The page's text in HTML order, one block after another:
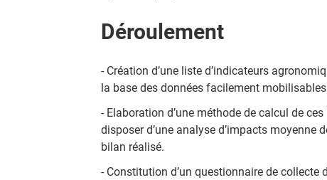
Déroulement
- Création d’une liste d’indicateurs
la base des données facilement
- Elaboration d’une méthode de calcul de
disposer d’une analyse d’impacts moyenne
bilan réalisé.
- Constitution d’un questionnaire de collecte